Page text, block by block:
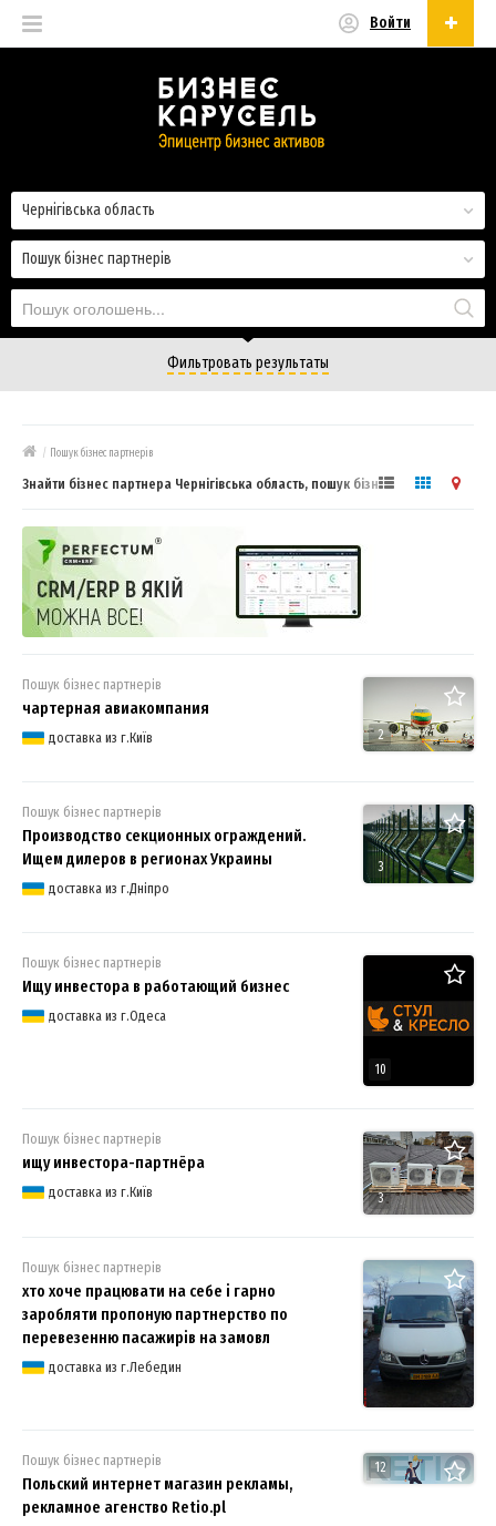
Войти
Пошук бізнес партнерів
Чернігівська область
Фильтровать результаты
/ Пошук бізнес партнерів
Знайти бізнес партнера Чернігівська область, пошук бізнес
2
Пошук бізнес партнерів
чартерная авиакомпания
доставка из г.Київ
3
Пошук бізнес партнерів
Производство секционных ограждений.
Ищем дилеров в регионах Украины
доставка из г.Дніпро
10
Пошук бізнес партнерів
Ищу инвестора в работающий бизнес
доставка из г.Одеса
3
Пошук бізнес партнерів
ищу инвестора-партнёра
доставка из г.Київ
Пошук бізнес партнерів
хто хоче працювати на себе і гарно
заробляти пропоную партнерство по
перевезенню пасажирів на замовл
доставка из г.Лебедин
12
Пошук бізнес партнерів
Польский интернет магазин рекламы,
рекламное агенство Retio.pl